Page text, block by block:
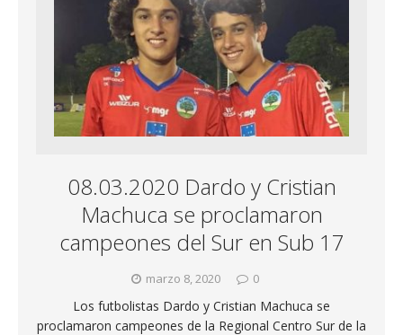
08.03.2020 Dardo y Cristian
Machuca se proclamaron
campeones del Sur en Sub 17
marzo 8, 2020 0
Los futbolistas Dardo y Cristian Machuca se
proclamaron campeones de la Regional Centro Sur de la